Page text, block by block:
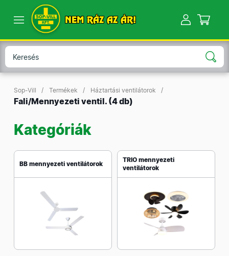
NEM RÁZ AZ ÁR!
Sop-Vill Termékek Háztartási ventilátorok
Fali/Mennyezeti ventil. (4 db)
Kategóriák
BB mennyezeti ventilátorok
TRIO mennyezeti
ventilátorok